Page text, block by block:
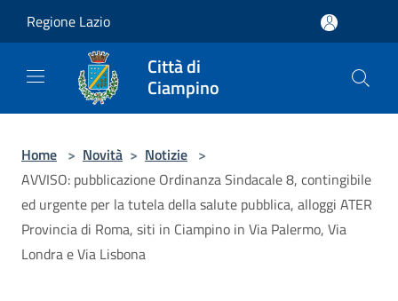
Regione Lazio
Città di
Ciampino
Home > Novità > Notizie >
AVVISO: pubblicazione Ordinanza Sindacale 8, contingibile
ed urgente per la tutela della salute pubblica, alloggi ATER
Provincia di Roma, siti in Ciampino in Via Palermo, Via
Londra e Via Lisbona